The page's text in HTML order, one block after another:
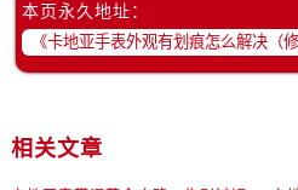
本页永久地址：
相关文章